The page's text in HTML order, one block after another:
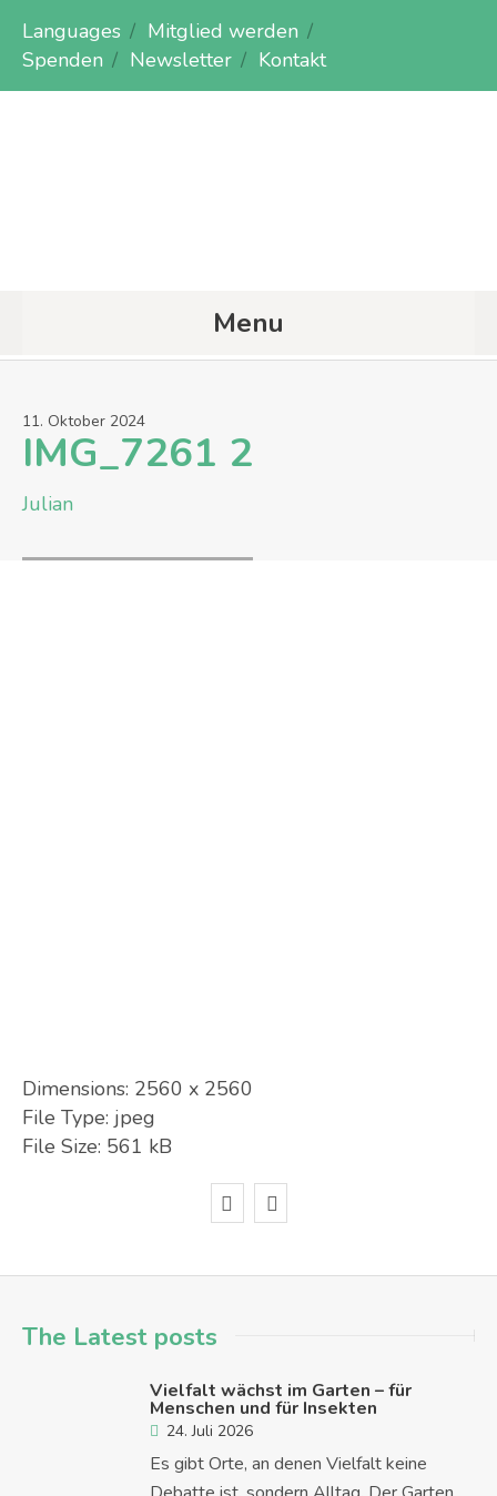
Languages
Mitglied werden
Spenden
Newsletter Kontakt
Menu
11. Oktober 2024
IMG_7261 2
Julian
Dimensions: 2560 x 2560
File Type: jpeg
File Size: 561 kB
The Latest posts
Vielfalt wächst im Garten – für
Menschen und für Insekten
24. Juli 2026
Es gibt Orte, an denen Vielfalt keine